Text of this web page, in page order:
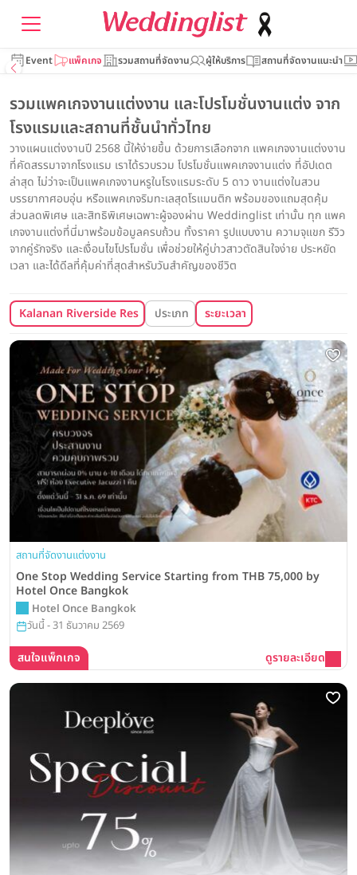
Event แพ็คเกจ รวมสถานที่จัดงาน ผู้ให้บริการ สถานที่จัดงานแนะนำ
รวมแพคเกจงานแต่งงาน และโปรโมชั่นงานแต่ง จาก
โรงแรมและสถานที่ชั้นนำทั่วไทย
วางแผนแต่งงานปี 2568 นี้ให้ง่ายขึ้น ด้วยการเลือกจาก แพคเกจงานแต่งงาน
ที่คัดสรรมาจากโรงแรม เราได้รวบรวม โปรโมชั่นแพคเกจงานแต่ง ที่อัปเดต
ล่าสุด ไม่ว่าจะเป็นแพคเกจงานหรูในโรงแรมระดับ 5 ดาว งานแต่งในสวน
บรรยากาศอบอุ่น หรือแพคเกจริมทะเลสุดโรแมนติก พร้อมของแถมสุดคุ้ม
ส่วนลดพิเศษ และสิทธิพิเศษเฉพาะผู้จองผ่าน Weddinglist เท่านั้น ทุก แพค
เกจงานแต่งที่นี่มาพร้อมข้อมูลครบถ้วน ทั้งราคา รูปแบบงาน ความจุแขก รีวิว
จากคู่รักจริง และเงื่อนไขโปรโมชั่น เพื่อช่วยให้คู่บ่าวสาวตัดสินใจง่าย ประหยัด
เวลา และได้ดีลที่คุ้มค่าที่สุดสำหรับวันสำคัญของชีวิต
Kalanan Riverside Resort ประเภท ระยะเวลา
สถานที่จัดงานแต่งงาน
One Stop Wedding Service Starting from THB 75,000 by
Hotel Once Bangkok
Hotel Once Bangkok
วันนี้ - 31 ธันวาคม 2569
สนใจแพ็กเกจ ดูรายละเอียด